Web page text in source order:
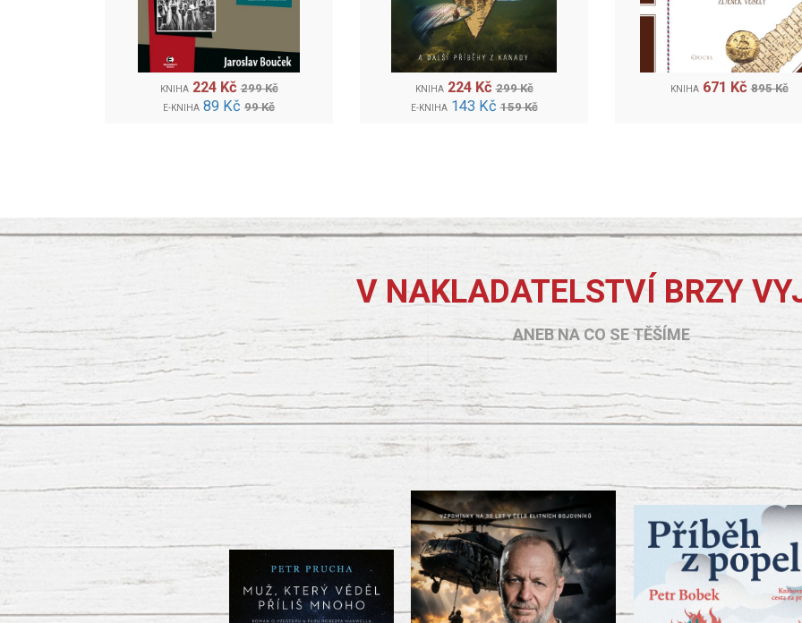
KNIHA 224 Kč 299 Kč
E-KNIHA 89 Kč 99 Kč
KNIHA 224 Kč 299 Kč
E-KNIHA 143 Kč 159 Kč
KNIHA 671 Kč 895 Kč
V NAKLADATELSTVÍ BRZY
ANEB NA CO SE TĚŠÍME